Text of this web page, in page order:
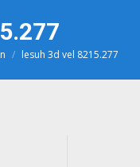
lesuh 3d vel 8215.277